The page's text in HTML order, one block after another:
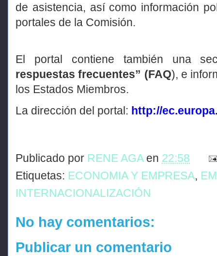
de asistencia, así como información
portales de la Comisión.
El portal contiene también una
respuestas frecuentes” (FAQ), e
los Estados Miembros.
La dirección del portal: http://
Publicado por RENE AGA en 22:58
Etiquetas: ECONOMIA Y EMPRESA,
INTERNACIONALIZACIÓN
No hay comentarios:
Publicar un comentario